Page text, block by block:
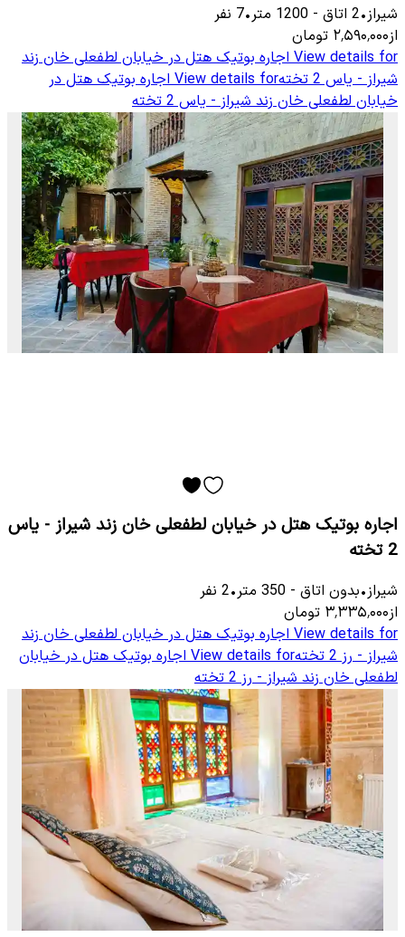
شیراز•
2 اتاق -
1200 متر•
7 نفر
از۲٬۵۹۰٬۰۰۰ تومان
View details for اجاره بوتیک هتل در خیابان لطفعلی خان زند
شیراز - یاس 2 تخته
View details for اجاره بوتیک هتل در
خیابان لطفعلی خان زند شیراز - یاس 2 تخته
اجاره بوتیک هتل در خیابان لطفعلی خان زند شیراز - یاس
2 تخته
شیراز•بدون اتاق -
350 متر•
2 نفر
از۳٬۳۳۵٬۰۰۰ تومان
View details for اجاره بوتیک هتل در خیابان لطفعلی خان زند
شیراز - رز 2 تخته
View details for اجاره بوتیک هتل در خیابان
لطفعلی خان زند شیراز - رز 2 تخته